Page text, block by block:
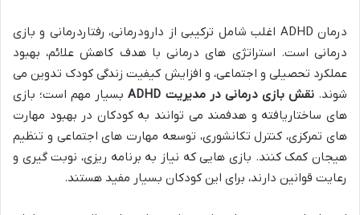
درمان ADHD اغلب شامل ترکیبی از دارودرمانی، رفتاردرمانی و بازی
درمانی است. استراتژی های درمانی با هدف کاهش علائم، بهبود
عملکرد تحصیلی و اجتماعی، و افزایش کیفیت زندگی کودک تدوین می
شوند.نقش بازی درمانی در مدیریت ADHD
بسیار مهم است؛ بازی
های ساختاریافته و هدفمند می توانند به کودکان در بهبود مهارت
های تمرکزی، کنترل تکانشوری، توسعه مهارت های اجتماعی و تنظیم
هیجان کمک کنند. بازی هایی که نیاز به برنامه ریزی، نوبت گیری و
رعایت قوانین دارند، برای این کودکان بسیار مفید هستند.